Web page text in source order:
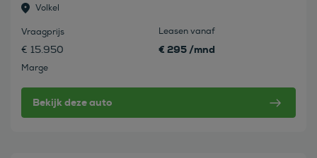
Volkel
Vraagprijs
€ 15.950
Marge
Leasen vanaf
€ 295 /mnd
Bekijk deze auto